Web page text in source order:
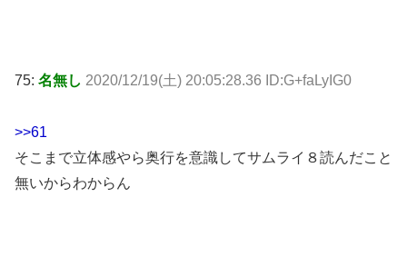
75: 名無し 2020/12/19(土) 20:05:28.36 ID:G+faLyIG0
>>61
そこまで立体感やら奥行を意識してサムライ８読んだこと
無いからわからん